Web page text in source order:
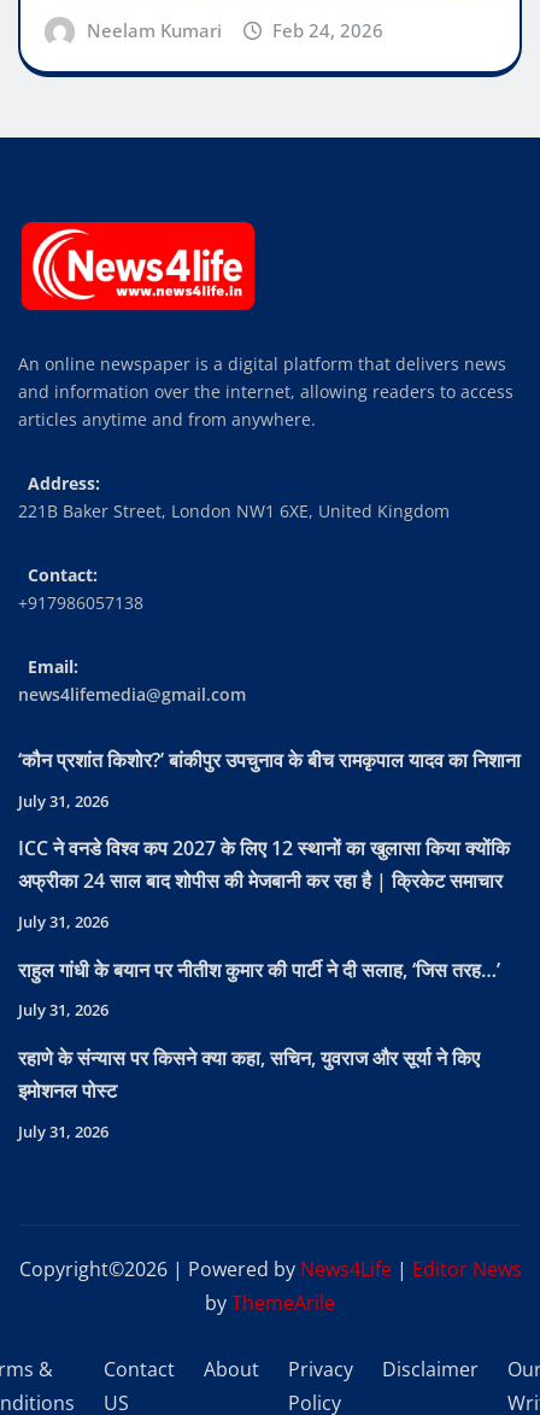
Neelam Kumari Feb 24, 2026
An online newspaper is a digital platform that delivers news
and information over the internet, allowing readers to access
articles anytime and from anywhere.
Address:
221B Baker Street, London NW1 6XE, United Kingdom
Contact:
+917986057138
Email:
news4lifemedia@gmail.com
‘कौन प्रशांत किशोर?’ बांकीपुर उपचुनाव के बीच रामकृपाल यादव का निशाना
July 31, 2026
ICC ने वनडे विश्व कप 2027 के लिए 12 स्थानों का खुलासा किया क्योंकि
अफ्रीका 24 साल बाद शोपीस की मेजबानी कर रहा है | क्रिकेट समाचार
July 31, 2026
राहुल गांधी के बयान पर नीतीश कुमार की पार्टी ने दी सलाह, ‘जिस तरह…’
July 31, 2026
रहाणे के संन्यास पर किसने क्या कहा, सचिन, युवराज और सूर्या ने किए
इमोशनल पोस्ट
July 31, 2026
Copyright©2026 | Powered by News4Life | Editor News
byThemeArile
&
Contact
US
About
Privacy
Policy
Disclaimer